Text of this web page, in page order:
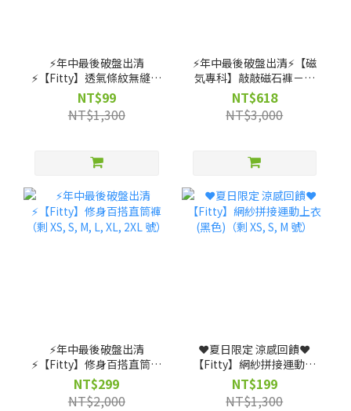
⚡️年中最後破盤出清
⚡️【Fitty】透氣條紋無縫上
衣（剩 XS, S, M 號）
NT$99
NT$1,300
⚡️年中最後破盤出清⚡️【磁
気專科】敲敲磁石褲－高
腰直筒款（剩 XS, S, M, L,
XL 號）
NT$618
NT$3,000
⚡️年中最後破盤出清
⚡️【Fitty】修身百搭直筒褲
（剩 XS, S, M, L, XL, 2XL
號）
NT$299
NT$2,000
❤️夏日限定 涼感回饋❤️
【Fitty】網紗拼接運動上
衣(黑色)（剩 XS, S, M 號）
NT$199
NT$1,300